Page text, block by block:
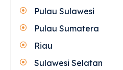
Pulau Sulawesi
Pulau Sumatera
Riau
Sulawesi Selatan